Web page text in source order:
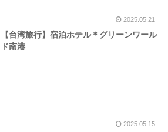
2025.05.21
【台湾旅行】宿泊ホテル＊グリーンワール
ド南港
2025.05.15